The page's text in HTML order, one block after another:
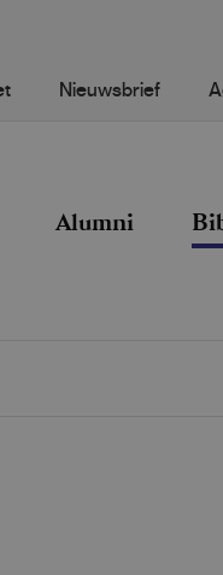
Nieuwsbrief
Alumni